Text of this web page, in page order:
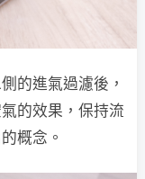
的進氣過濾後，
的效果，保持流
概念。